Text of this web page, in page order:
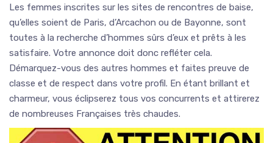
Les femmes inscrites sur les sites de rencontres de baise,
qu’elles soient de Paris, d’Arcachon ou de Bayonne, sont
toutes à la recherche d’hommes sûrs d’eux et prêts à les
satisfaire. Votre annonce doit donc refléter cela.
Démarquez-vous des autres hommes et faites preuve de
classe et de respect dans votre profil. En étant brillant et
charmeur, vous éclipserez tous vos concurrents et attirerez
de nombreuses Françaises très chaudes.